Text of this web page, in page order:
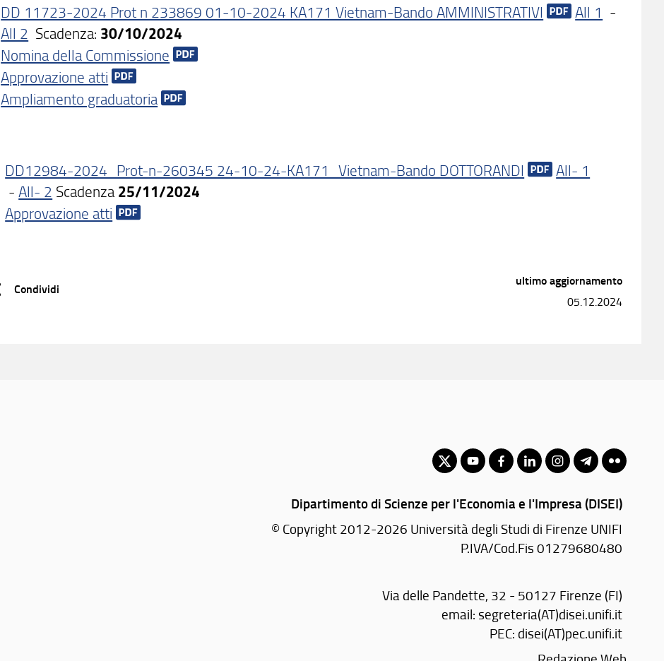
DD 11723-2024 Prot n 233869 01-10-2024 KA171 Vietnam-Bando AMMINISTRATIVI All 1 -
All 2 Scadenza: 30/10/2024
Nomina della Commissione
Approvazione atti
Ampliamento graduatoria
DD12984-2024_Prot-n-260345 24-10-24-KA171_Vietnam-Bando DOTTORANDI
All- 1
-All- 2 Scadenza25/11/2024
Approvazione atti
Condividi
ultimo aggiornamento
05.12.2024
Dipartimento di Scienze per l'Economia e l'Impresa (DISEI)
© Copyright 2012-2026 Università degli Studi di Firenze UNIFI
P.IVA/Cod.Fis 01279680480
Via delle Pandette, 32 - 50127 Firenze (FI)
email:segreteria(AT)disei.unifi.it
PEC: disei(AT)pec.unifi.it